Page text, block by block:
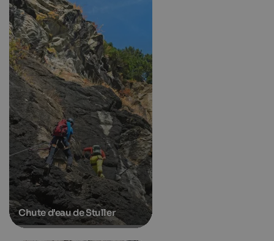
Chute d'eau de Stuller